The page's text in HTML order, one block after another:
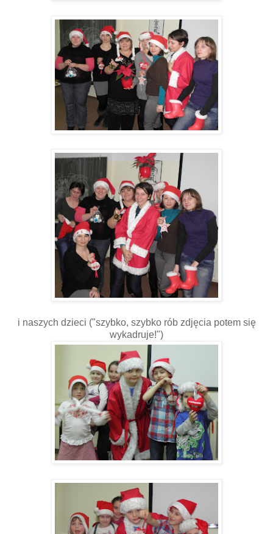
i naszych dzieci ("szybko, szybko rób zdjęcia potem się
wykadruje!")